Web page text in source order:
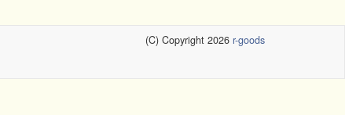
(C) Copyright 2026 r-goods